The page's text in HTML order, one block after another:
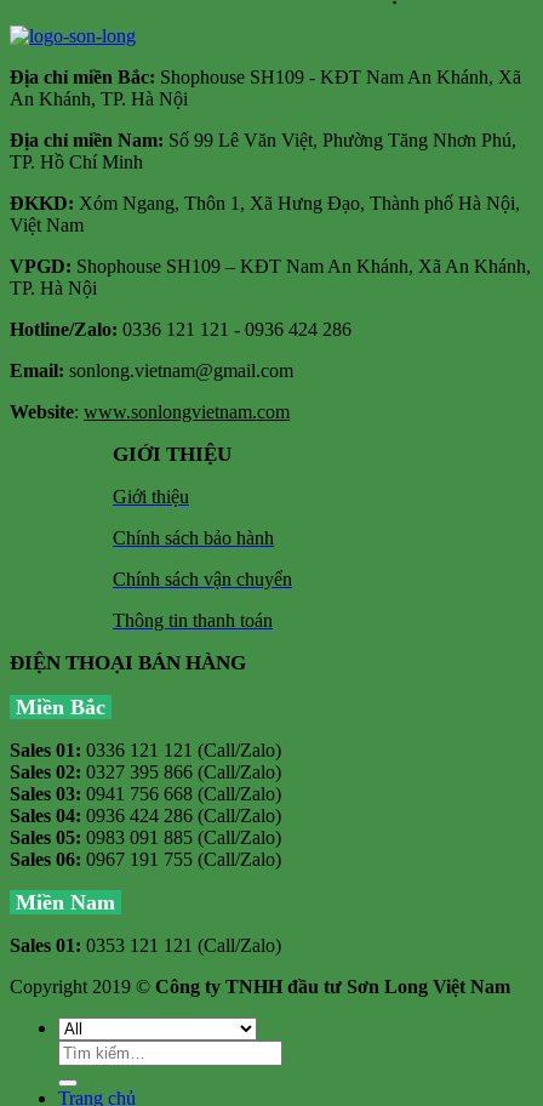
Địa chỉ miền Bắc: Shophouse SH109 - KĐT Nam An Khánh, Xã
An Khánh, TP. Hà Nội
Địa chỉ miền Nam: Số 99 Lê Văn Việt, Phường Tăng Nhơn Phú,
TP. Hồ Chí Minh
ĐKKD: Xóm Ngang, Thôn 1, Xã Hưng Đạo, Thành phố Hà Nội,
Việt Nam
VPGD: Shophouse SH109 – KĐT Nam An Khánh, Xã An Khánh,
TP. Hà Nội
Hotline/Zalo: 0336 121 121 - 0936 424 286
Email: sonlong.vietnam@gmail.com
Website: www.sonlongvietnam.com
GIỚI THIỆU
Giới thiệu
Chính sách bảo hành
Chính sách vận chuyển
Thông tin thanh toán
ĐIỆN THOẠI BÁN HÀNG
Miền Bắc
Sales 01: 0336 121 121 (Call/Zalo)
Sales 02: 0327 395 866 (Call/Zalo)
Sales 03: 0941 756 668 (Call/Zalo)
Sales 04: 0936 424 286 (Call/Zalo)
Sales 05: 0983 091 885 (Call/Zalo)
Sales 06: 0967 191 755 (Call/Zalo)
Miền Nam
Sales 01: 0353 121 121 (Call/Zalo)
Copyright 2019 © Công ty TNHH đầu tư Sơn Long Việt Nam
Tìm
kiếm:
Trang chủ